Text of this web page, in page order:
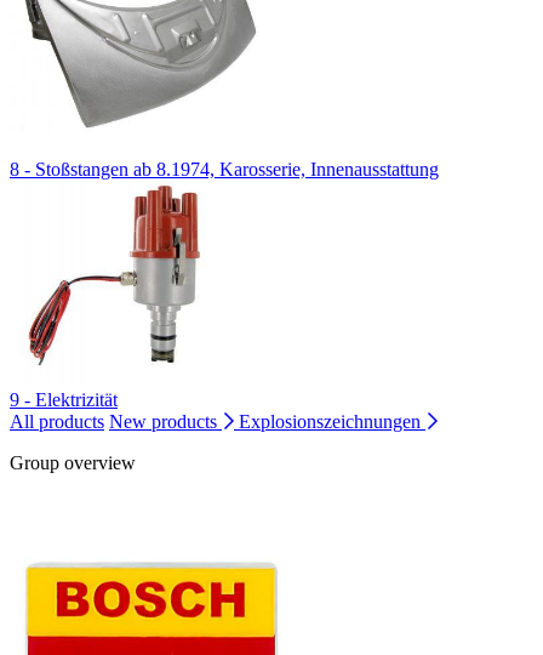
8 - Stoßstangen ab 8.1974, Karosserie, Innenausstattung
9 - Elektrizität
All products New products
Explosionszeichnungen
Group overview